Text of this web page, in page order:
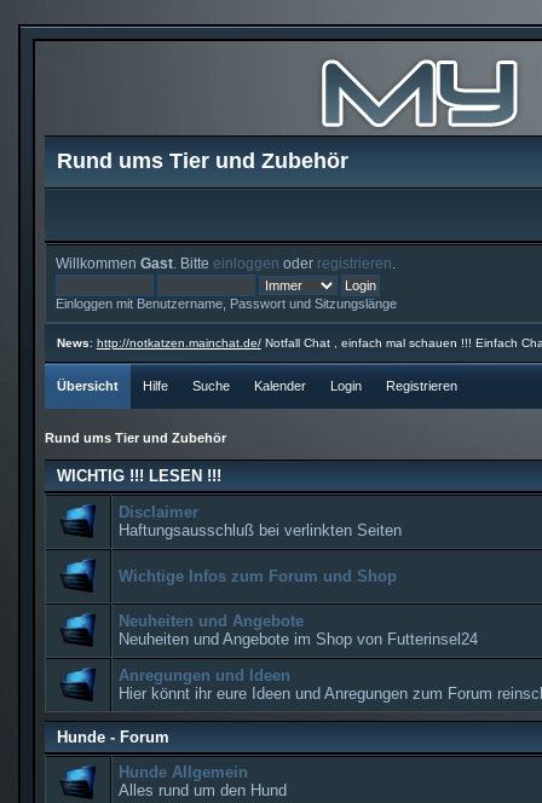
Rund ums Tier und Zubehör
Willkommen Gast. Bitte einloggen oder registrieren
Einloggen mit Benutzername, Passwort und Sitzungslänge
News: http://notkatzen.mainchat.de/Notfall Chat , einfach mal schauen !!! Einfach
Übersicht Hilfe Suche Kalender Login Registrieren
Rund ums Tier und Zubehör
WICHTIG !!! LESEN !!!
Disclaimer
Haftungsausschluß bei verlinkten Seiten
Wichtige Infos zum Forum und Shop
Neuheiten und Angebote
Neuheiten und Angebote im Shop von Futterinsel24
Anregungen und Ideen
Hier könnt ihr eure Ideen und Anregungen zum Forum
Hunde - Forum
Hunde Allgemein
Alles rund um den Hund